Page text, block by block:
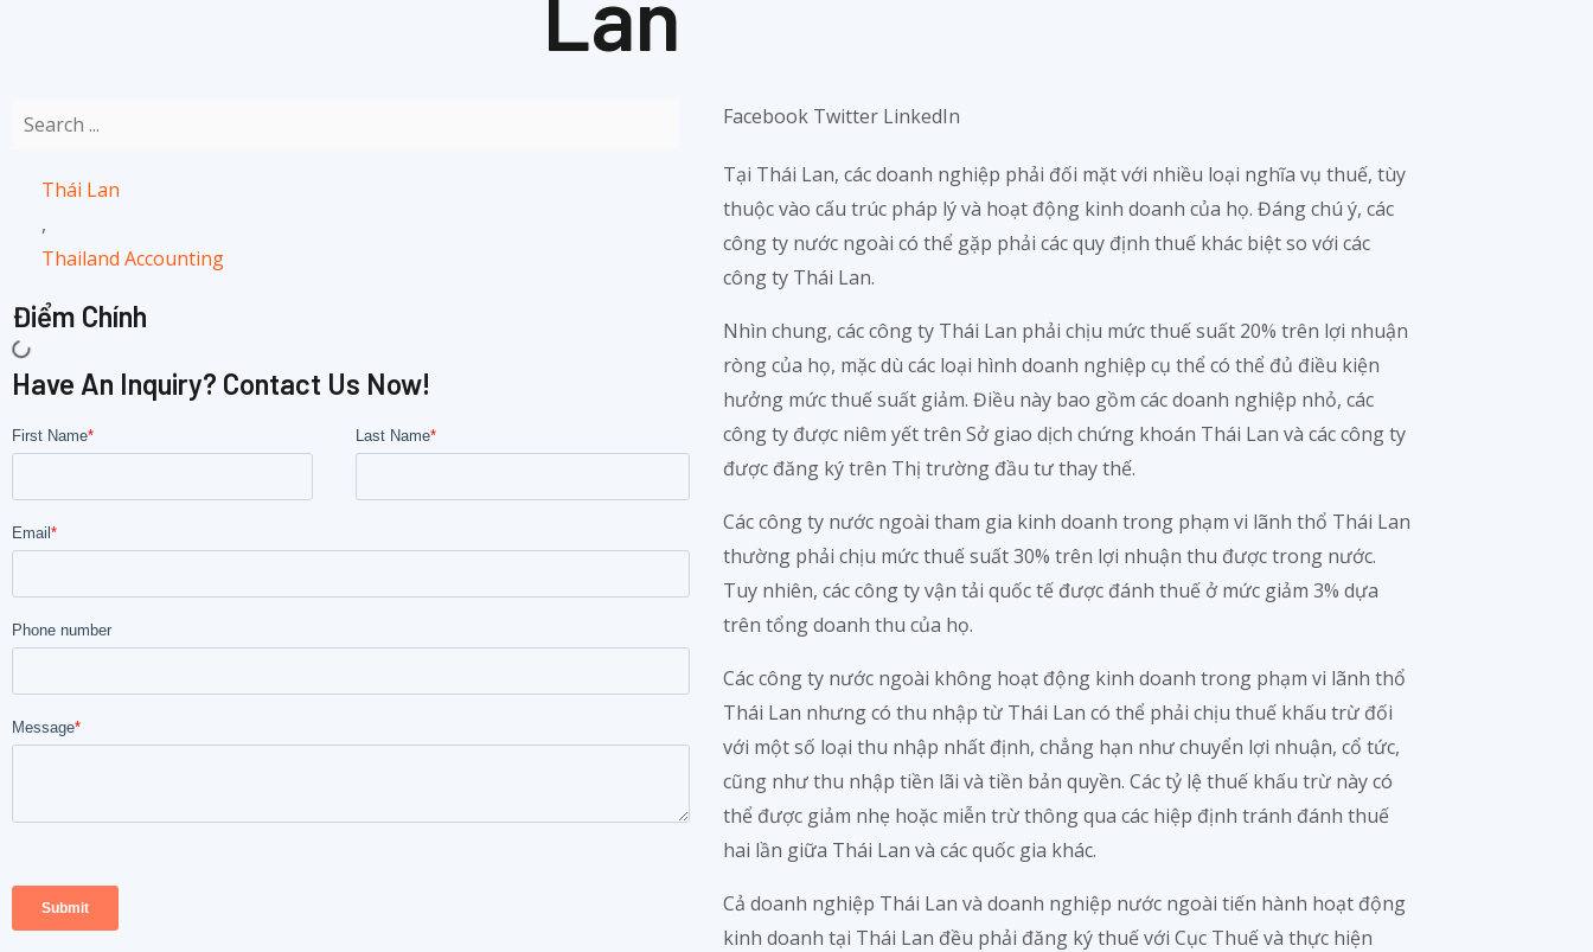
Thái Lan
,
Thailand Accounting
Điểm Chính
Have An Inquiry? Contact Us Now!
Facebook Twitter LinkedIn
Tại Thái Lan, các doanh nghiệp phải đối mặt với nhiều loại nghĩa vụ thuế, tùy
thuộc vào cấu trúc pháp lý và hoạt động kinh doanh của họ. Đáng chú ý, các
công ty nước ngoài có thể gặp phải các quy định thuế khác biệt so với các
công ty Thái Lan.
Nhìn chung, các công ty Thái Lan phải chịu mức thuế suất 20% trên lợi nhuận
ròng của họ, mặc dù các loại hình doanh nghiệp cụ thể có thể đủ điều kiện
hưởng mức thuế suất giảm. Điều này bao gồm các doanh nghiệp nhỏ, các
công ty được niêm yết trên Sở giao dịch chứng khoán Thái Lan và các công ty
được đăng ký trên Thị trường đầu tư thay thế.
Các công ty nước ngoài tham gia kinh doanh trong phạm vi lãnh thổ Thái Lan
thường phải chịu mức thuế suất 30% trên lợi nhuận thu được trong nước.
Tuy nhiên, các công ty vận tải quốc tế được đánh thuế ở mức giảm 3% dựa
trên tổng doanh thu của họ.
Các công ty nước ngoài không hoạt động kinh doanh trong phạm vi lãnh thổ
Thái Lan nhưng có thu nhập từ Thái Lan có thể phải chịu thuế khấu trừ đối
với một số loại thu nhập nhất định, chẳng hạn như chuyển lợi nhuận, cổ tức,
cũng như thu nhập tiền lãi và tiền bản quyền. Các tỷ lệ thuế khấu trừ này có
thể được giảm nhẹ hoặc miễn trừ thông qua các hiệp định tránh đánh thuế
hai lần giữa Thái Lan và các quốc gia khác.
Cả doanh nghiệp Thái Lan và doanh nghiệp nước ngoài tiến hành hoạt động
kinh doanh tại Thái Lan đều phải đăng ký thuế với Cục Thuế và thực hiện